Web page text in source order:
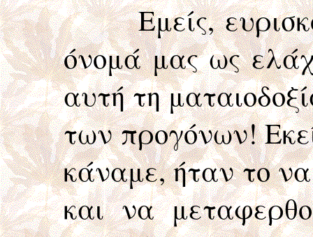
Εμείς,
όνομά μας ως
αυτή τη
των προγόνων!
κάναμε, ήταν το
και να